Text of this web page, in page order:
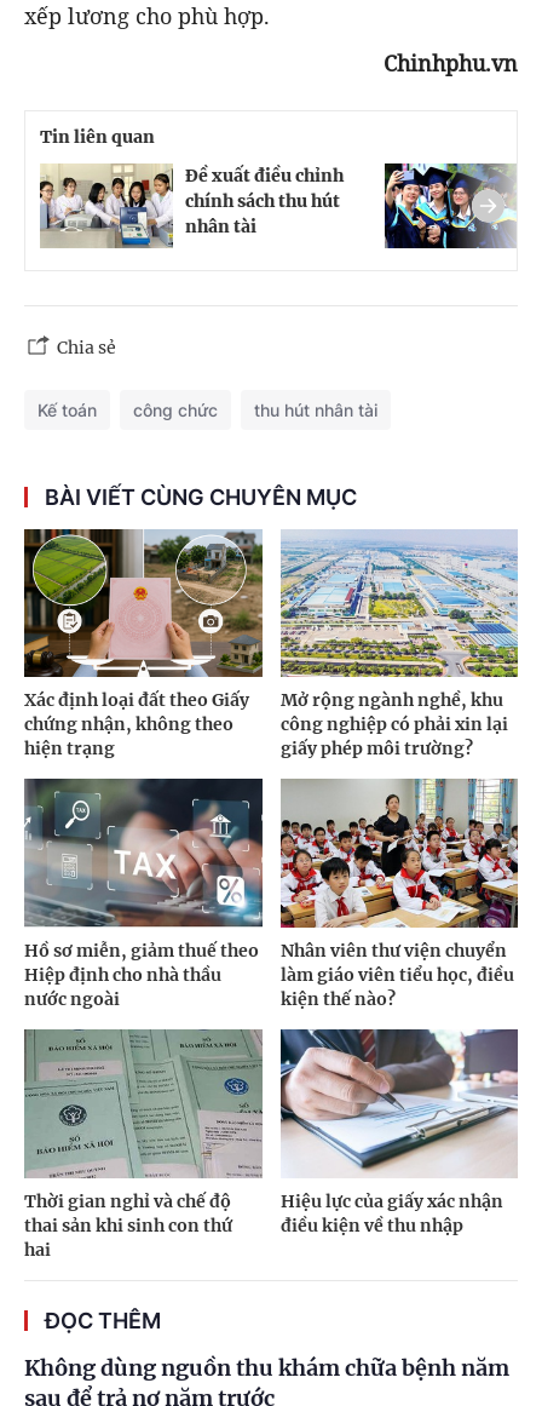
xếp lương cho phù hợp.
Chinhphu.vn
Tin liên quan
Đề xuất điều chỉnh
chính sách thu hút
nhân tài
Chia sẻ
Kế toán công chức thu hút nhân tài
BÀI VIẾT CÙNG CHUYÊN MỤC
Xác định loại đất theo Giấy
chứng nhận, không theo
hiện trạng
Mở rộng ngành nghề, khu
công nghiệp có phải xin lại
giấy phép môi trường?
Hồ sơ miễn, giảm thuế theo
Hiệp định cho nhà thầu
nước ngoài
Nhân viên thư viện chuyển
làm giáo viên tiểu học, điều
kiện thế nào?
Thời gian nghỉ và chế độ
thai sản khi sinh con thứ
hai
Hiệu lực của giấy xác nhận
điều kiện về thu nhập
ĐỌC THÊM
Không dùng nguồn thu khám chữa bệnh năm
sau để trả nợ năm trước